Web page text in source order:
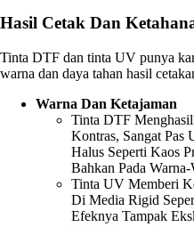
Hasil Cetak Dan
Tinta DTF dan tinta UV punya
warna dan daya tahan hasil
Warna Dan Ketajaman
Tinta DTF
Kontras, Sangat Pas
Halus Seperti Kaos
Bahkan Pada
Tinta UV Memberi
Di Media Rigid
Efeknya Tampak